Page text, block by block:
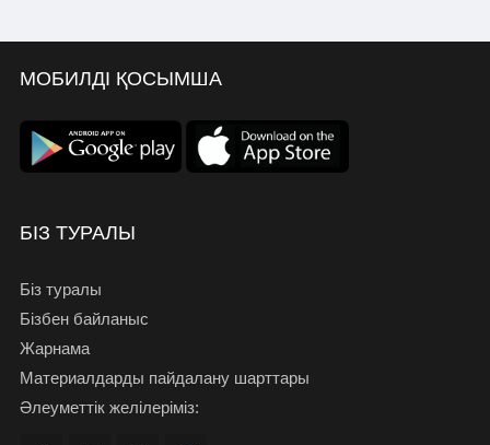
МОБИЛДІ ҚОСЫМША
БІЗ ТУРАЛЫ
Біз туралы
Бізбен байланыс
Жарнама
Материалдарды пайдалану шарттары
Әлеуметтік желілеріміз: